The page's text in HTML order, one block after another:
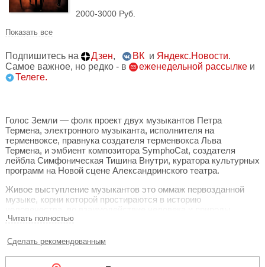
2000-3000 Руб.
Показать все
Подпишитесь на Дзен, ВК и Яндекс.Новости.
Самое важное, но редко - в
еженедельной рассылке и
Телеге.
Голос Земли — фолк проект двух музыкантов Петра
Термена, электронного музыканта, исполнителя на
терменвоксе, правнука создателя терменвокса Льва
Термена, и эмбиент композитора SymphoCat, создателя
лейбла Симфоническая Тишина Внутри, куратора культурных
программ на Новой сцене Александринского театра.
Живое выступление музыкантов это оммаж первозданной
музыке, корни которой простираются в историю
новое звучание. Электромагнитные потоки и полевые записи,
собранные из разных уголков нашей планеты, объединяются,
чтобы создать уникальную звуковую медитацию,
.Читать полностью
Сделать рекомендованным